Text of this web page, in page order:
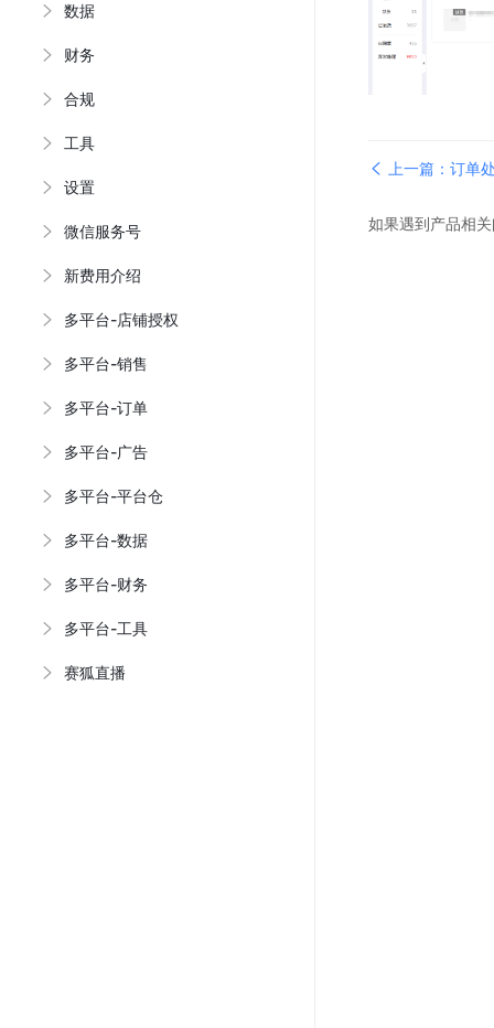
上一篇：订单
如果遇到产品相
数据
财务
合规
工具
设置
微信服务号
新费用介绍
多平台-店铺授权
多平台-销售
多平台-订单
多平台-广告
多平台-平台仓
多平台-数据
多平台-财务
多平台-工具
赛狐直播